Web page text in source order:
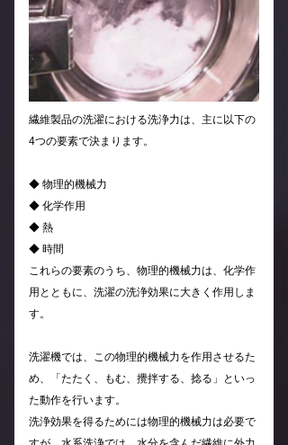
繊維製品の洗濯における洗浄力は、主に以下の
4つの要素で決まります。
◆ 物理的機械力
◆ 化学作用
◆ 熱
◆ 時間
これらの要素のうち、物理的機械力は、化学作
用とともに、洗濯の洗浄効果に大きく作用しま
す。
洗濯機では、この物理的機械力を作用させるた
め、「たたく、もむ、攪拌する、捻る」といっ
た動作を行います。
洗浄効果を得るためには物理的機械力は必要で